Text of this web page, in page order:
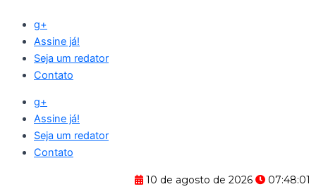
para
conteúdo
g+
Assine já!
Seja um redator
Contato
g+
Assine já!
Seja um redator
Contato
10 de agosto de 2026
07:48:02